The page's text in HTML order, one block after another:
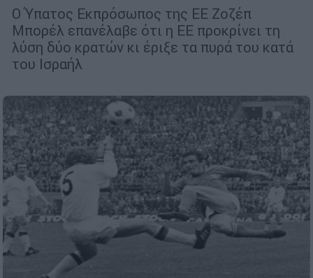
Ο Ύπατος Εκπρόσωπος της ΕΕ Ζοζέπ
Μπορέλ επανέλαβε ότι η ΕΕ προκρίνει τη
λύση δύο κρατών κι έριξε τα πυρά του κατά
του Ισραήλ